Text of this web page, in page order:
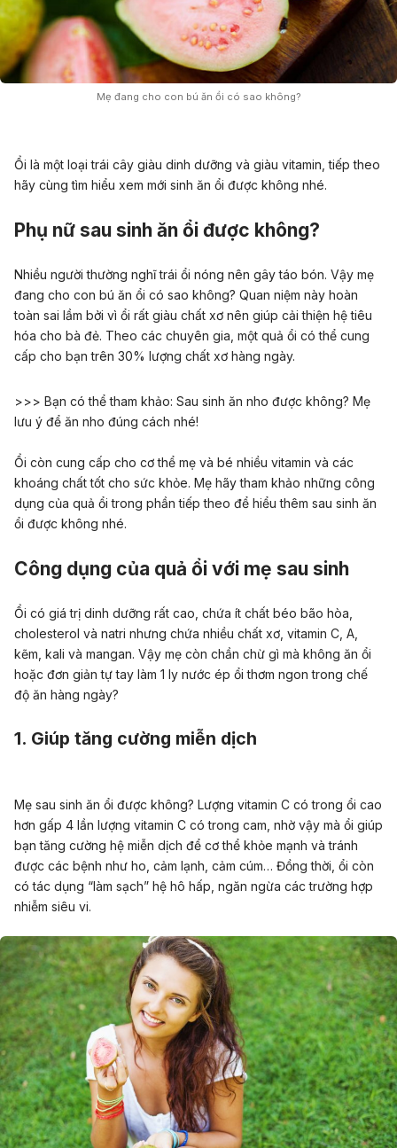
Mẹ đang cho con bú ăn ổi có sao không?
Ổi là một loại trái cây giàu dinh dưỡng và giàu vitamin, tiếp theo
hãy cùng tìm hiểu xem mới sinh ăn ổi được không nhé.
Phụ nữ sau sinh ăn ổi được không?
Nhiều người thường nghĩ trái ổi nóng nên gây táo bón. Vậy mẹ
đang cho con bú ăn ổi có sao không? Quan niệm này hoàn
toàn sai lầm bởi vì ổi rất giàu chất xơ nên giúp cải thiện hệ tiêu
hóa cho bà đẻ. Theo các chuyên gia, một quả ổi có thể cung
cấp cho bạn trên 30% lượng chất xơ hàng ngày.
>>> Bạn có thể tham khảo: Sau sinh ăn nho được không? Mẹ
lưu ý để ăn nho đúng cách nhé!
Ổi còn cung cấp cho cơ thể mẹ và bé nhiều vitamin và các
khoáng chất tốt cho sức khỏe. Mẹ hãy tham khảo những công
dụng của quả ổi trong phần tiếp theo để hiểu thêm sau sinh ăn
ổi được không nhé.
Công dụng của quả ổi với mẹ sau sinh
Ổi có giá trị dinh dưỡng rất cao, chứa ít chất béo bão hòa,
cholesterol và natri nhưng chứa nhiều chất xơ, vitamin C, A,
kẽm, kali và mangan. Vậy mẹ còn chần chừ gì mà không ăn ổi
hoặc đơn giản tự tay làm 1 ly nước ép ổi thơm ngon trong chế
độ ăn hàng ngày?
1. Giúp tăng cường miễn dịch
Mẹ sau sinh ăn ổi được không? Lượng vitamin C có trong ổi cao
hơn gấp 4 lần lượng vitamin C có trong cam, nhờ vậy mà ổi giúp
bạn tăng cường hệ miễn dịch để cơ thể khỏe mạnh và tránh
được các bệnh như ho, cảm lạnh , cảm cúm… Đồng thời, ổi còn
có tác dụng “làm sạch” hệ hô hấp, ngăn ngừa các trường hợp
nhiễm siêu vi.